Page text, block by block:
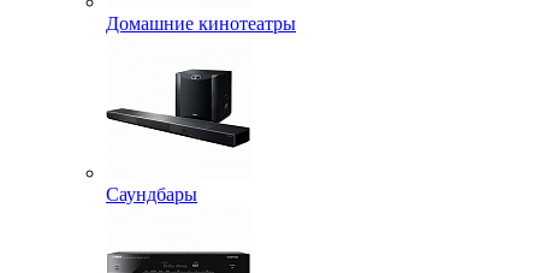
Домашние кинотеатры
Саундбары